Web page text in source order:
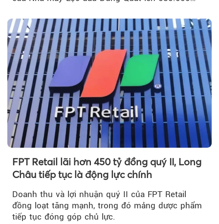
FPT Retail lãi hơn 450 tỷ đồng quý II, Long
Châu tiếp tục là động lực chính
Doanh thu và lợi nhuận quý II của FPT Retail
đồng loạt tăng mạnh, trong đó mảng dược phẩm
tiếp tục đóng góp chủ lực.